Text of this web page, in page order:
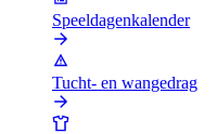
Speeldagenkalender
Tucht- en wangedrag